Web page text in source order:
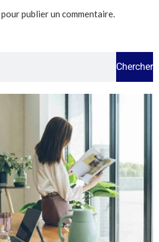
pour publier un commentaire.
Chercher